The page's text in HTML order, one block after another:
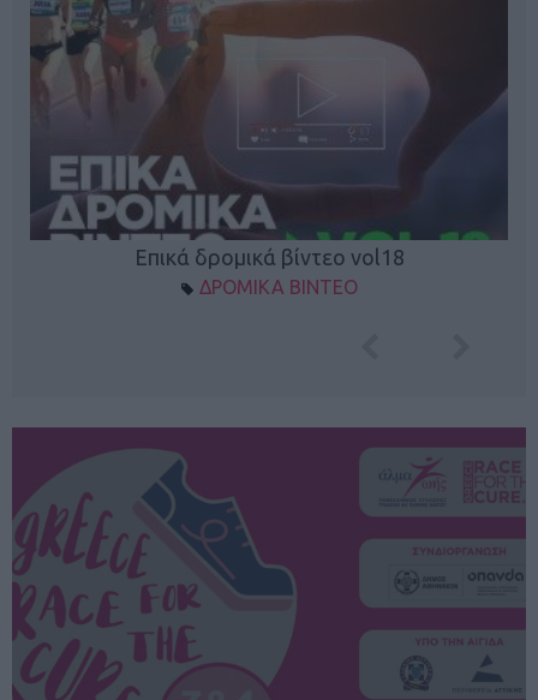
Επικά δρομικά βίντεο vol18
ΔΡΟΜΙΚΑ ΒΙΝΤΕΟ